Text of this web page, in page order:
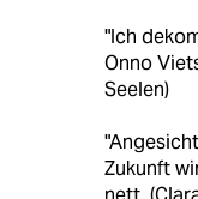
"Ich
Onno
Seelen)
Zukunft